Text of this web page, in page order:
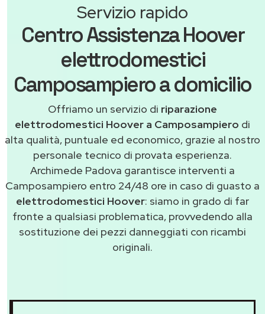
Servizio rapido
Centro Assistenza Hoover
elettrodomestici
Camposampiero a domicilio
Offriamo un servizio di riparazione
elettrodomestici Hoover a Camposampiero di
alta qualità, puntuale ed economico, grazie al nostro
personale tecnico di provata esperienza.
Archimede Padova garantisce interventi a
Camposampiero entro 24/48 ore in caso di guasto a
elettrodomestici Hoover: siamo in grado di far
fronte a qualsiasi problematica, provvedendo alla
sostituzione dei pezzi danneggiati con ricambi
originali.